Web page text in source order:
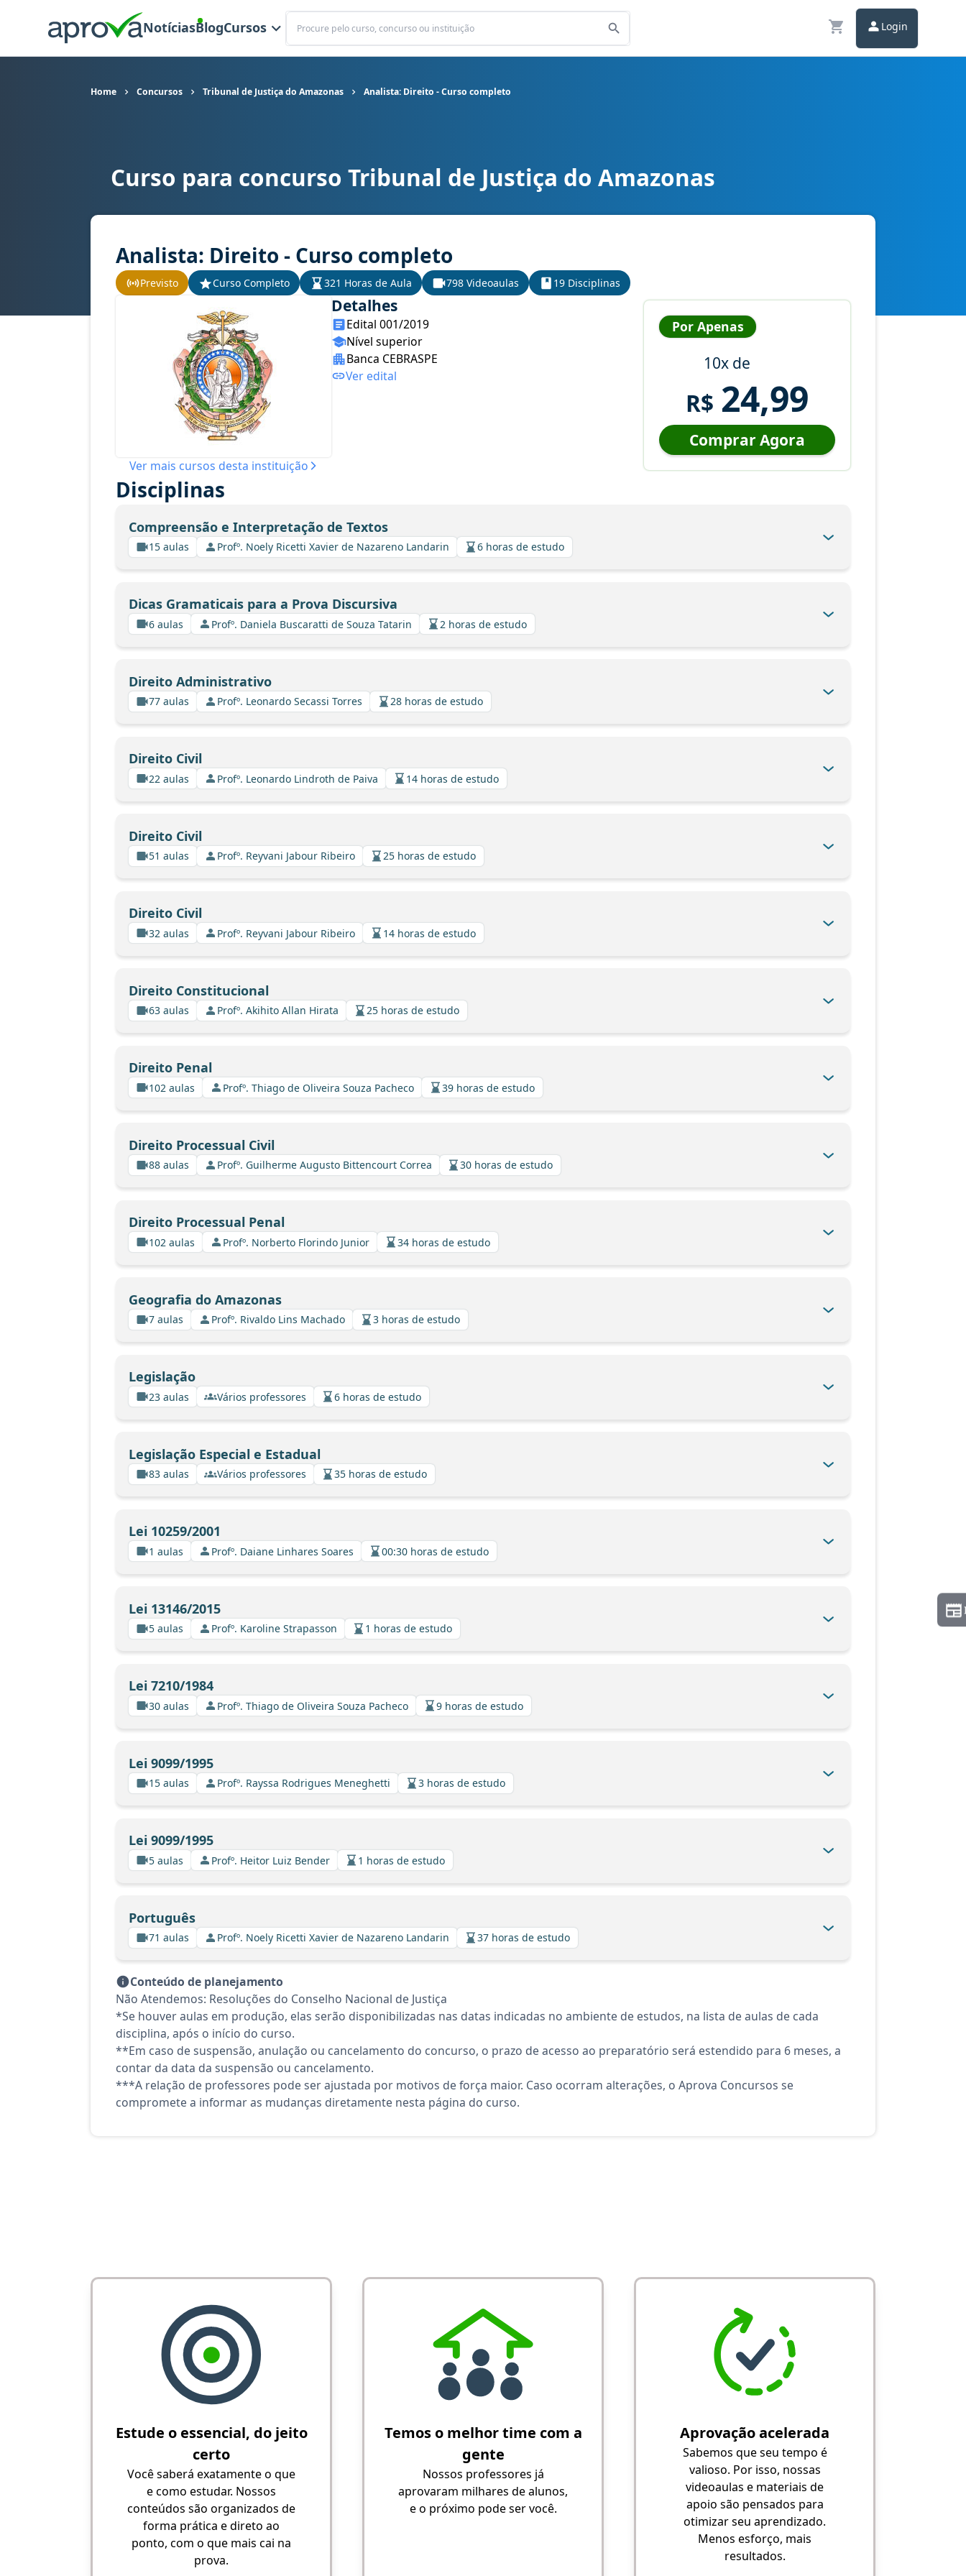
NotíciasBlogCursos
Buscar
Login
Home Concursos Tribunal de Justiça do Amazonas Analista: Direito - Curso completo
Curso para concurso TJ AM - Tribunal de Justiça do Amazonas cargo Analista: Direito - Curso completo
Curso para concurso Tribunal de Justiça do Amazonas
Analista: Direito - Curso completo
Previsto Curso Completo 321 Horas de Aula 798 Videoaulas 19 Disciplinas
Ver mais cursos desta instituição
Detalhes
Edital 001/2019
Nível superior
Banca CEBRASPE
Ver edital
Por Apenas
10x de
R$ 24,99
Comprar Agora
Disciplinas
Compreensão e Interpretação de Textos
15 aulas Profº. Noely Ricetti Xavier de Nazareno Landarin 6 horas de estudo
Dicas Gramaticais para a Prova Discursiva
6 aulas Profº. Daniela Buscaratti de Souza Tatarin 2 horas de estudo
Direito Administrativo
77 aulas Profº. Leonardo Secassi Torres 28 horas de estudo
Direito Civil
22 aulas Profº. Leonardo Lindroth de Paiva 14 horas de estudo
Direito Civil
51 aulas Profº. Reyvani Jabour Ribeiro 25 horas de estudo
Direito Civil
32 aulas Profº. Reyvani Jabour Ribeiro 14 horas de estudo
Direito Constitucional
63 aulas Profº. Akihito Allan Hirata 25 horas de estudo
Direito Penal
102 aulas Profº. Thiago de Oliveira Souza Pacheco 39 horas de estudo
Direito Processual Civil
88 aulas Profº. Guilherme Augusto Bittencourt Correa 30 horas de estudo
Direito Processual Penal
102 aulas Profº. Norberto Florindo Junior 34 horas de estudo
Geografia do Amazonas
7 aulas Profº. Rivaldo Lins Machado 3 horas de estudo
Legislação
23 aulas Vários professores 6 horas de estudo
Legislação Especial e Estadual
83 aulas Vários professores 35 horas de estudo
Lei 10259/2001
1 aulas Profº. Daiane Linhares Soares 00:30 horas de estudo
Lei 13146/2015
5 aulas Profº. Karoline Strapasson 1 horas de estudo
Lei 7210/1984
30 aulas Profº. Thiago de Oliveira Souza Pacheco 9 horas de estudo
Lei 9099/1995
15 aulas Profº. Rayssa Rodrigues Meneghetti 3 horas de estudo
Lei 9099/1995
5 aulas Profº. Heitor Luiz Bender 1 horas de estudo
Português
71 aulas Profº. Noely Ricetti Xavier de Nazareno Landarin 37 horas de estudo
Conteúdo de planejamento
Não Atendemos: Resoluções do Conselho Nacional de Justiça
*Se houver aulas em produção, elas serão disponibilizadas nas datas indicadas no ambiente de estudos, na lista de aulas de cada
disciplina, após o início do curso.
**Em caso de suspensão, anulação ou cancelamento do concurso, o prazo de acesso ao preparatório será estendido para 6 meses, a
contar da data da suspensão ou cancelamento.
***A relação de professores pode ser ajustada por motivos de força maior. Caso ocorram alterações, o Aprova Concursos se
compromete a informar as mudanças diretamente nesta página do curso.
Estude o essencial, do jeito
certo
Você saberá exatamente o que
e como estudar. Nossos
conteúdos são organizados de
forma prática e direto ao
ponto, com o que mais cai na
prova.
Temos o melhor time com a
gente
Nossos professores já
aprovaram milhares de alunos,
e o próximo pode ser você.
Aprovação acelerada
Sabemos que seu tempo é
valioso. Por isso, nossas
videoaulas e materiais de
apoio são pensados para
otimizar seu aprendizado.
Menos esforço, mais
resultados.